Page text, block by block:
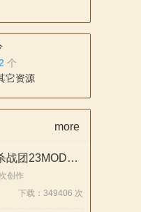
2 个
它资源
more
骑马与砍杀战团23MOD典藏中文版
创作
下载：349406 次